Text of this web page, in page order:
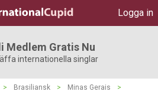
Logga in
Medlem Gratis Nu
internationella singlar
> Brasiliansk > Minas Gerais
>